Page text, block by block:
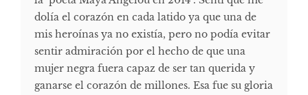
dolía el corazón en cada latido ya que una de
mis heroínas ya no existía, pero no podía evitar
sentir admiración por el hecho de que una
mujer negra fuera capaz de ser tan querida y
ganarse el corazón de millones. Esa fue su gloria